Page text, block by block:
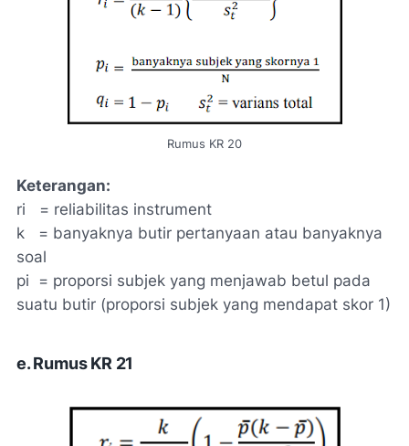
Rumus KR 20
Keterangan:
ri = reliabilitas instrument
k = banyaknya butir pertanyaan atau banyaknya
soal
pi = proporsi subjek yang menjawab betul pada
suatu butir (proporsi subjek yang mendapat skor 1)
e. Rumus KR 21